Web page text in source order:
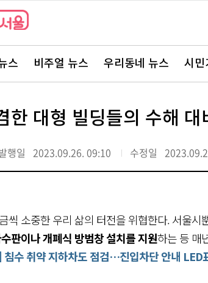
스 비주얼 뉴스 우리동네 뉴스 시민
한 대형 빌딩들의 수해 대
행일 2023.09.26. 09:10 수정일
씩 소중한 우리 삶의 터전을 위협한다. 서울시
판이나 개폐식 방범창 설치를 지원하는 등 매
수 취약 지하차도 점검…진입차단 안내 LED